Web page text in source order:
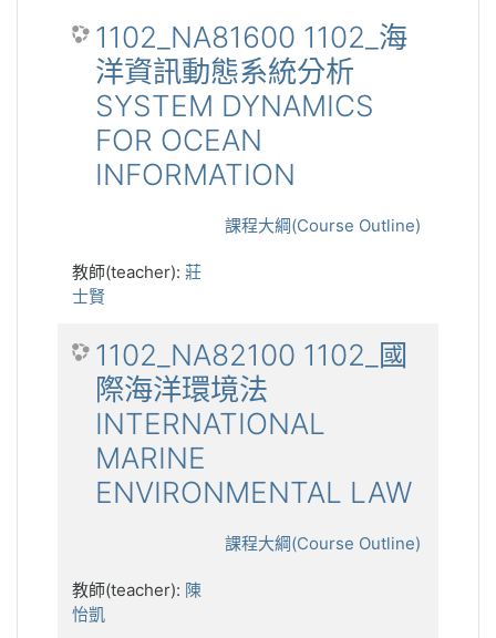
1102_NA81600 1102_海
洋資訊動態系統分析
SYSTEM DYNAMICS
FOR OCEAN
INFORMATION
課程大綱(Course Outline)
教師(teacher): 莊
士賢
1102_NA82100 1102_國
際海洋環境法
INTERNATIONAL
MARINE
ENVIRONMENTAL LAW
課程大綱(Course Outline)
教師(teacher): 陳
怡凱